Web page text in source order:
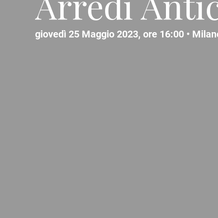
giovedì 25 Maggio 2023, ore 16:00 •